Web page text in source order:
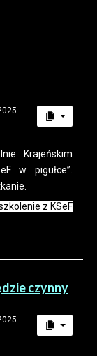
Krajeńskim
w pigułce”.
z KSeF
czynny